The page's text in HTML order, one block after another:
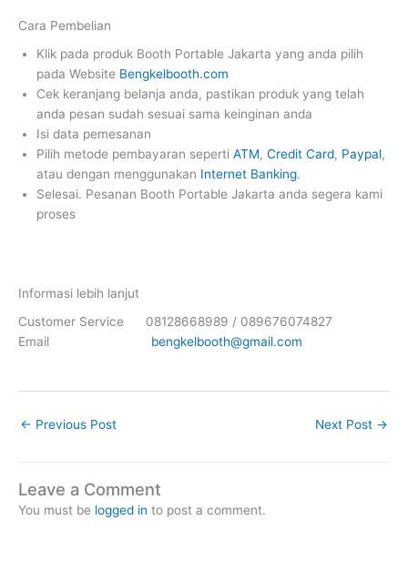
Cara Pembelian
Klik pada produk Booth Portable Jakarta yang anda pilih
pada Website Bengkelbooth.com
Cek keranjang belanja anda, pastikan produk yang telah
anda pesan sudah sesuai sama keinginan anda
Isi data pemesanan
Pilih metode pembayaran seperti ATM, Credit Card, Paypal,
atau dengan menggunakan Internet Banking.
Selesai. Pesanan Booth Portable Jakarta anda segera kami
proses
Informasi lebih lanjut
Customer Service 08128668989 / 089676074827
Email bengkelbooth@gmail.com
← Previous Post Next Post →
Leave a Comment
You must be logged in to post a comment.